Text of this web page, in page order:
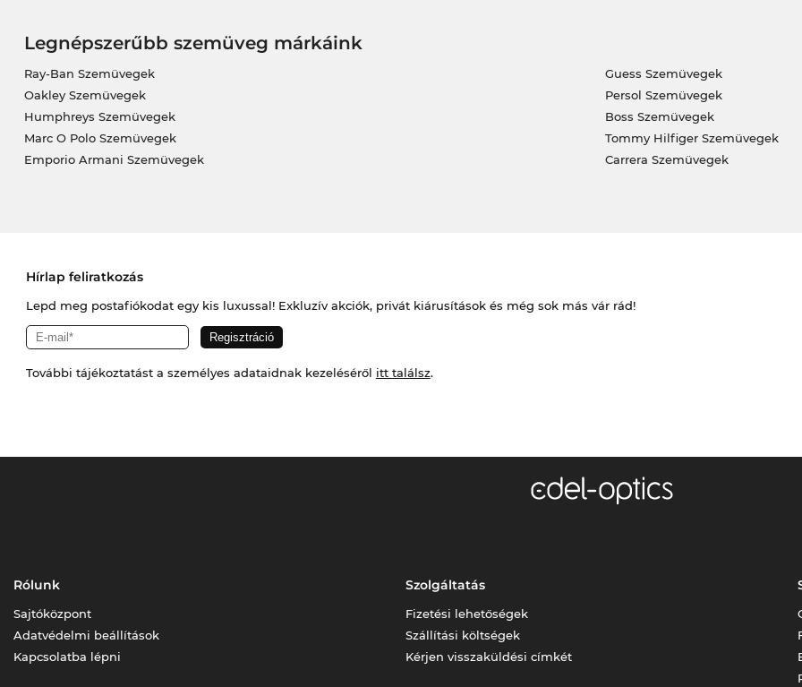
Legnépszerűbb szemüveg márkáink
Ray-Ban Szemüvegek
Oakley Szemüvegek
Humphreys Szemüvegek
Marc O Polo Szemüvegek
Emporio Armani Szemüvegek
Guess Szemüvegek
Persol Szemüvegek
Boss Szemüvegek
Tommy Hilfiger Szemüvegek
Carrera Szemüvegek
Hírlap feliratkozás
Lepd meg postafiókodat egy kis luxussal! Exkluzív akciók, privát kiárusítások és még sok más vár rád!
További tájékoztatást a személyes adataidnak kezeléséről itt találsz.
Rólunk
Sajtóközpont
Adatvédelmi beállítások
Kapcsolatba lépni
Szolgáltatás
Fizetési lehetőségek
Szállítási költségek
Kérjen visszaküldési címkét